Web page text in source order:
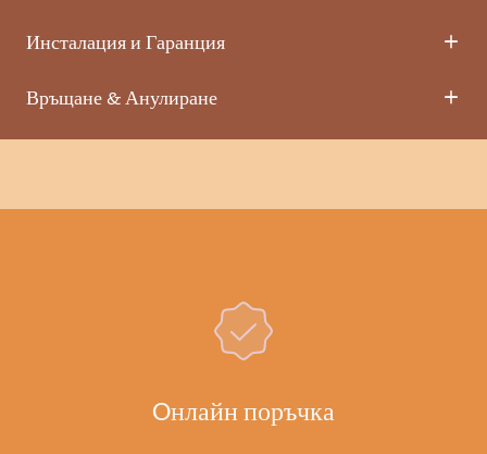
Инсталация и Гаранция
Връщане & Анулиране
Oнлайн поръчка